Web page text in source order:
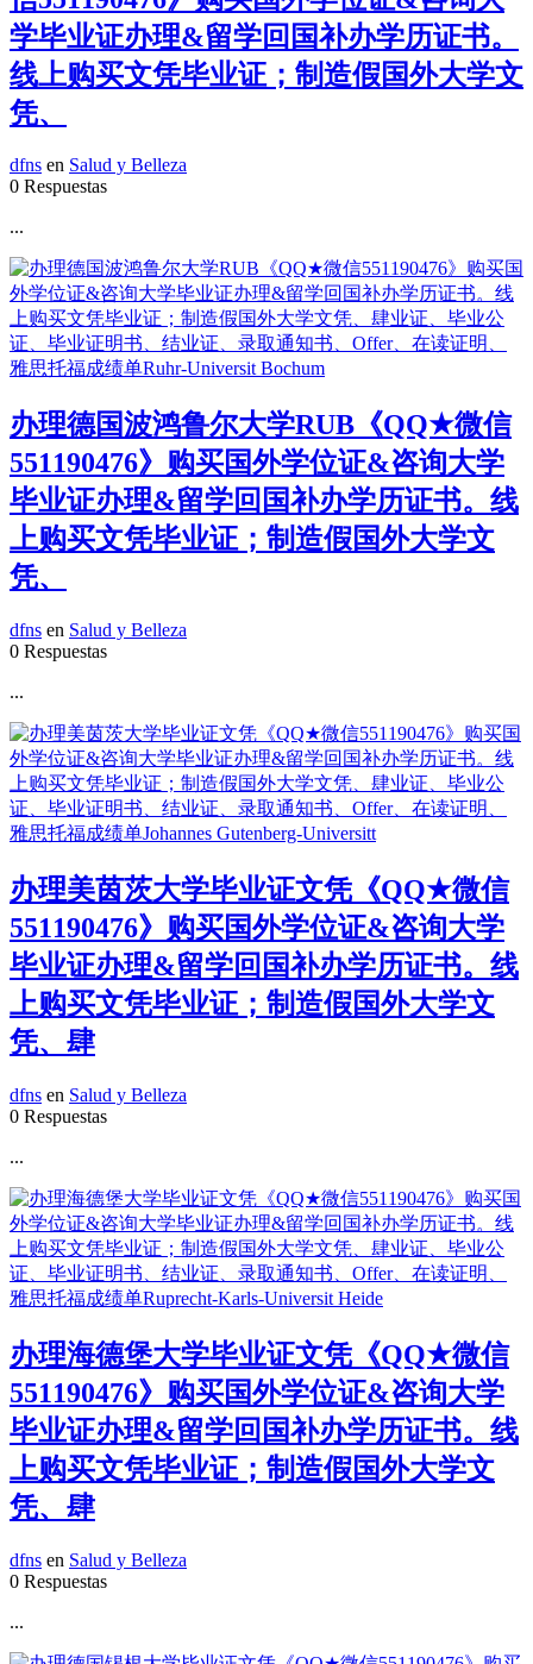
学毕业证办理&留学回国补办学历证书。
线上购买文凭毕业证；制造假国外大学文
凭、
dfns en Salud y Belleza
0 Respuestas
...
办理德国波鸿鲁尔大学RUB《QQ★微信
551190476》购买国外学位证&咨询大学
毕业证办理&留学回国补办学历证书。线
上购买文凭毕业证；制造假国外大学文
凭、
dfns en Salud y Belleza
0 Respuestas
...
办理美茵茨大学毕业证文凭《QQ★微信
551190476》购买国外学位证&咨询大学
毕业证办理&留学回国补办学历证书。线
上购买文凭毕业证；制造假国外大学文
凭、肆
dfns en Salud y Belleza
0 Respuestas
...
办理海德堡大学毕业证文凭《QQ★微信
551190476》购买国外学位证&咨询大学
毕业证办理&留学回国补办学历证书。线
上购买文凭毕业证；制造假国外大学文
凭、肆
dfns en Salud y Belleza
0 Respuestas
...